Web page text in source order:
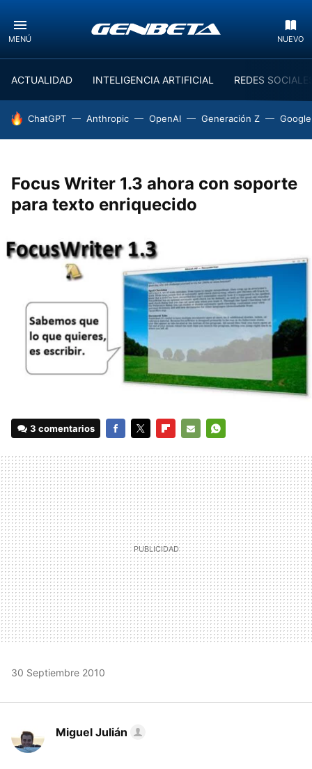
MENÚ NUEVO
ACTUALIDAD INTELIGENCIA ARTIFICIAL REDES
HOY SE HABLA DE
ChatGPT Anthropic OpenAI Generación Z
Focus Writer 1.3 ahora con soporte
para texto enriquecido
3 comentarios
MAIL
30 Septiembre 2010
Miguel Julián